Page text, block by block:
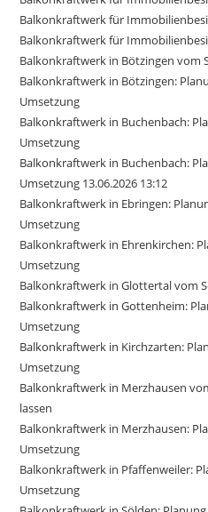
Balkonkraftwerk für
Balkonkraftwerk für
Balkonkraftwerk in Bötzingen vom
Balkonkraftwerk in Bötzingen:
Umsetzung
Balkonkraftwerk in Buchenbach:
Umsetzung
Balkonkraftwerk in Buchenbach:
Umsetzung 13.06.2026 13:12
Balkonkraftwerk in Ebringen:
Umsetzung
Balkonkraftwerk in Ehrenkirchen:
Umsetzung
Balkonkraftwerk in Glottertal vom
Balkonkraftwerk in Gottenheim:
Umsetzung
Balkonkraftwerk in Kirchzarten:
Umsetzung
Balkonkraftwerk in Merzhausen
lassen
Balkonkraftwerk in Merzhausen:
Umsetzung
Balkonkraftwerk in Pfaffenweiler:
Umsetzung